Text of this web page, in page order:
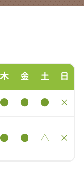
木 金 土 日
● ● ● ×
● ● △ ×